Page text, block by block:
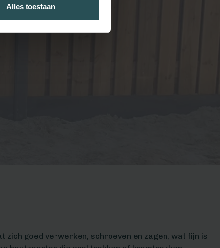
Alles toestaan
zich goed verwerken, schroeven en zagen, wat fijn is